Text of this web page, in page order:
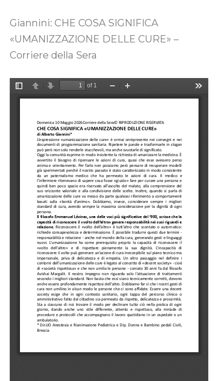
Giannini: CHE COSA SIGNIFICA
«UMANIZZAZIONE DELLE CURE» –
Corriere della Sera